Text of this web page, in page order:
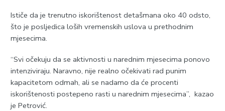
Ističe da je trenutno iskorištenost detašmana oko 40 odsto,
što je posljedica loših vremenskih uslova u prethodnim
mjesecima.
“Svi očekuju da se aktivnosti u narednim mjesecima ponovo
intenziviraju. Naravno, nije realno očekivati rad punim
kapacitetom odmah, ali se nadamo da će procenti
iskorištenosti postepeno rasti u narednim mjesecima”, kazao
je Petrović.